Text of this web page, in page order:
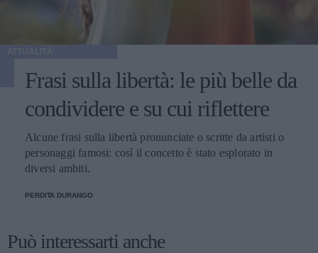
Frasi sulla libertà: le più belle da
condividere e su cui riflettere
Alcune frasi sulla libertà pronunciate o scritte da artisti o
personaggi famosi: così il concetto è stato esplorato in
diversi ambiti.
PERDITA DURANGO
Può interessarti anche